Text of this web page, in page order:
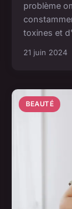
problème
toxines et
21 juin 2024
BEAUTÉ